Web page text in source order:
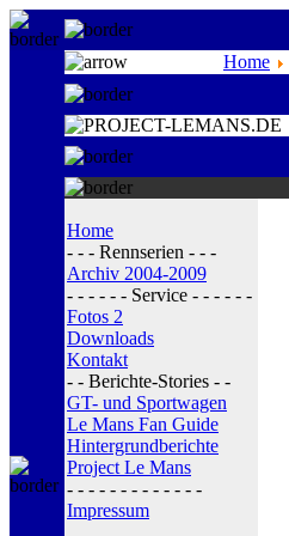
Home
Home
- - - Rennserien - - -
Archiv 2004-2009
- - - - - - Service - - - - - -
Fotos 2
Downloads
Kontakt
- - Berichte-Stories - -
GT- und Sportwagen
Le Mans Fan Guide
Hintergrundberichte
Project Le Mans
- - - - - - - - - - - - -
Impressum